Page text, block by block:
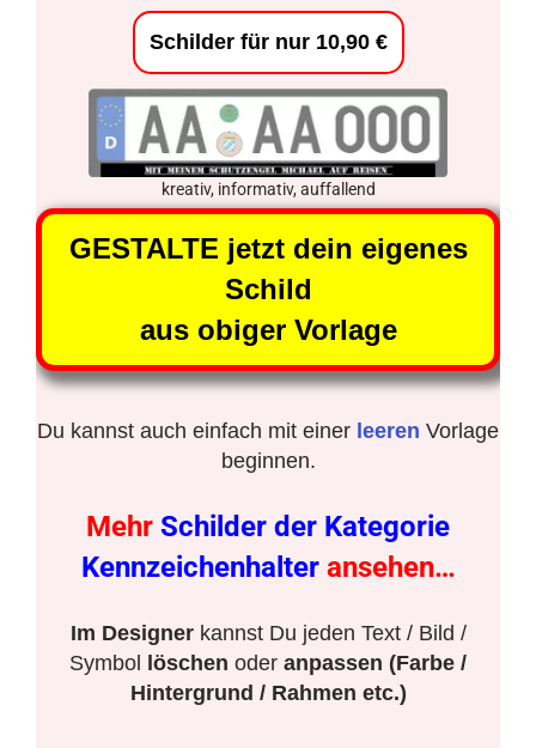
Schilder für nur 10,90 €
kreativ, informativ, auffallend
GESTALTE jetzt dein eigenes
Schild
aus obiger Vorlage
Du kannst auch einfach mit einer leeren Vorlage
beginnen.
Mehr Schilder der Kategorie
Kennzeichenhalter ansehen…
Im Designerkannst Du jeden Text / Bild /
Symbol
löschen oder anpassen (Farbe /
Hintergrund / Rahmen etc.)